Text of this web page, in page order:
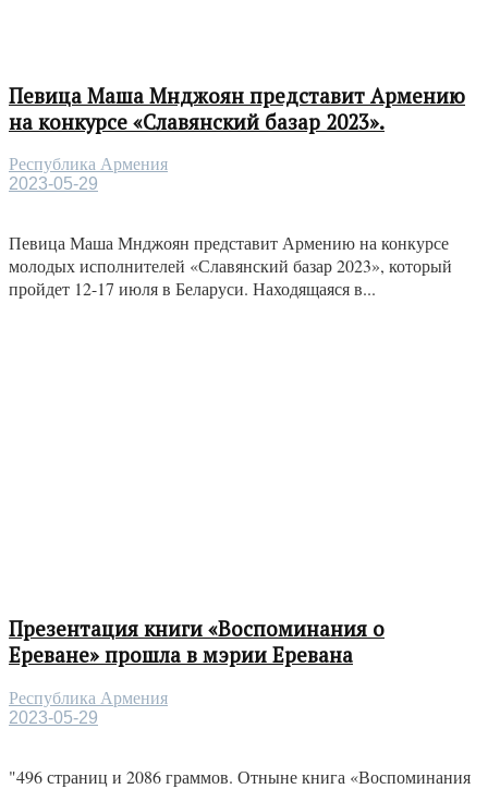
Певица Маша Мнджоян представит Армению
на конкурсе «Славянский базар 2023».
Республика Армения
2023-05-29
Певица Маша Мнджоян представит Армению на конкурсе
молодых исполнителей «Славянский базар 2023», который
пройдет 12-17 июля в Беларуси. Находящаяся в...
Презентация книги «Воспоминания о
Ереване» прошла в мэрии Еревана
Республика Армения
2023-05-29
"496 страниц и 2086 граммов. Отныне книга «Воспоминания